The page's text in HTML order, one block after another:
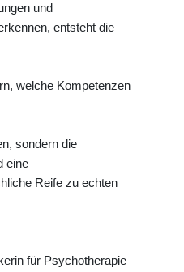
und
entsteht die
welche Kompetenzen
sondern die
eine
Reife zu echten
für Psychotherapie